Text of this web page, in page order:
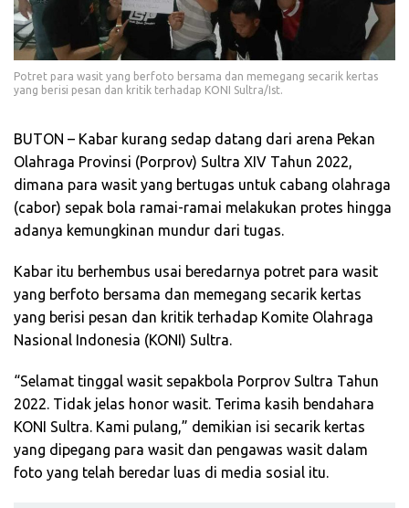
Potret para wasit yang berfoto bersama dan memegang secarik kertas
yang berisi pesan dan kritik terhadap KONI Sultra/Ist.
BUTON – Kabar kurang sedap datang dari arena Pekan
Olahraga Provinsi (Porprov) Sultra XIV Tahun 2022,
dimana para wasit yang bertugas untuk cabang olahraga
(cabor) sepak bola ramai-ramai melakukan protes hingga
adanya kemungkinan mundur dari tugas.
Kabar itu berhembus usai beredarnya potret para wasit
yang berfoto bersama dan memegang secarik kertas
yang berisi pesan dan kritik terhadap Komite Olahraga
Nasional Indonesia (KONI) Sultra.
“Selamat tinggal wasit sepakbola Porprov Sultra Tahun
2022. Tidak jelas honor wasit. Terima kasih bendahara
KONI Sultra. Kami pulang,” demikian isi secarik kertas
yang dipegang para wasit dan pengawas wasit dalam
foto yang telah beredar luas di media sosial itu.